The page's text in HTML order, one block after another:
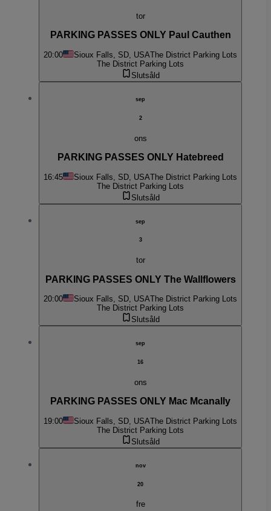
tor
PARKING PASSES ONLY Paul Cauthen
20:00 Sioux Falls, SD, USAThe District Parking Lots
The District Parking Lots
Slutsåld
sep
2
ons
PARKING PASSES ONLY Hatebreed
16:45 Sioux Falls, SD, USAThe District Parking Lots
The District Parking Lots
Slutsåld
sep
3
tor
PARKING PASSES ONLY The Wallflowers
20:00 Sioux Falls, SD, USAThe District Parking Lots
The District Parking Lots
Slutsåld
sep
16
ons
PARKING PASSES ONLY Mac Mcanally
19:00 Sioux Falls, SD, USAThe District Parking Lots
The District Parking Lots
Slutsåld
nov
20
fre